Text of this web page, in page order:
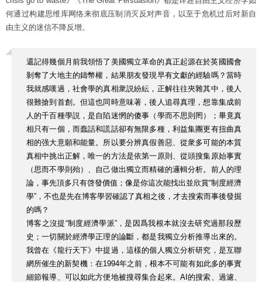
何通过构建思维库网络来彻底压制消灭反对声音，以至于危机过后对新自
由主义的迷信不降反增。
還記得幾個月前我領悟了美國獨立革命的真正起源在於英國國會
剝奪了大地主的鑄幣權，結果朋友發現早有文獻的經驗嗎？當時
我就感嘆過，社會學的真相衆説紛紜，正解往往夾雜其中，後人
很難搶到首創。但這也同時意味著，後人追尋真理，想靠集成前
人的千百種學説，是自陷迷惘的傻事（學而不思則罔）；畢竟真
相只有一個，而蠢話和謊話卻有無限多種，利益集團更有扭曲真
相的强大意願和能量。所以要分辨真假善惡、從衆多可能的本質
真相中挑出正解，唯一的方法是依第一原則、從頭搜集原始事實
（思而不學則殆）、自己做出獨立而精確的邏輯分析。前人的理
論，事先頂多只有啓發價值；像是你這次能找出並欣賞“制度經濟
學”，不也是先在博客學習確認了真相之後，才去搜索而事後發掘
的嗎？
博客之沒提“制度經濟學派”，是因爲我根本就沒去研究過那段歷
史；一切關於經濟學正理的論斷，都是我獨立分析推導出來的。
我曾在《龍行天下》中提過，這樣的個人獨立分析研究，是互聯
網所催生的新契機：在1994年之前，根本不可能有如此多的事實
細節報導、可以如此方便地被搜尋集合起來。AI的搜索、過濾、